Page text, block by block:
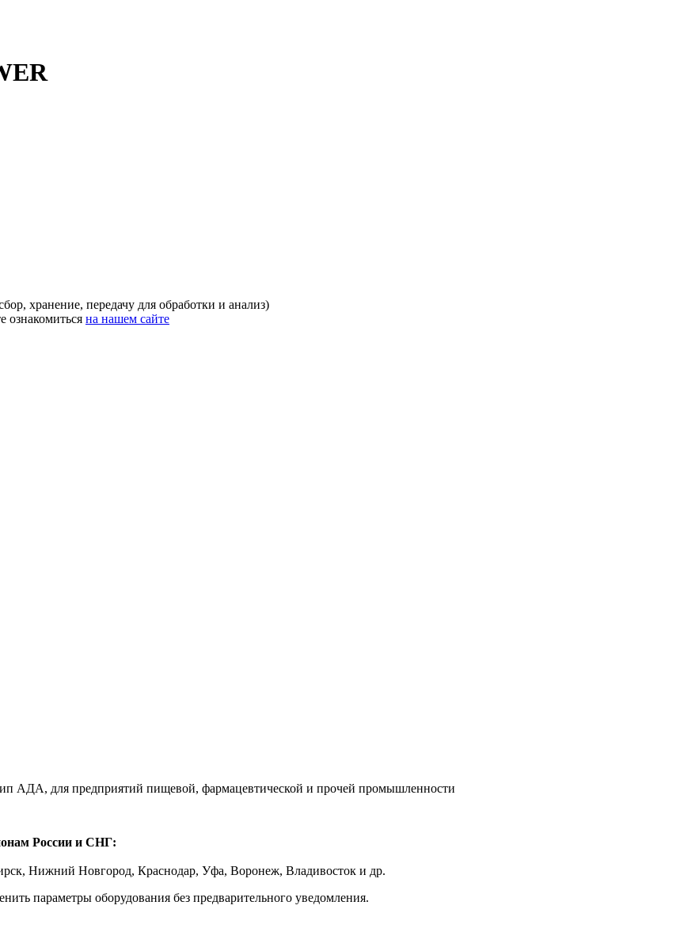
хранение, передачу для обработки и анализ)
ознакомиться на нашем сайте
АДА, для предприятий пищевой, фармацевтической и прочей промышленности
России и СНГ:
Нижний Новгород, Краснодар, Уфа, Воронеж, Владивосток и др.
параметры оборудования без предварительного уведомления.